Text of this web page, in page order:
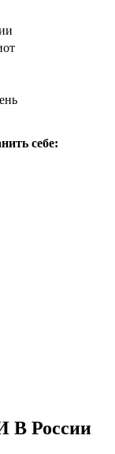
себе:
России